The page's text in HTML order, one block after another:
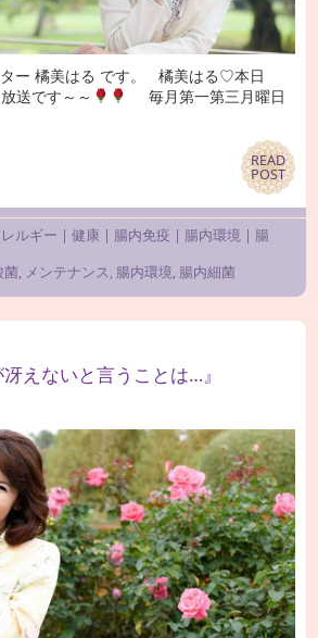
ー 橘美はる です。 橘美はる♡本日
送です～～
毎月第一第三月曜日
READ
POST
READ
POST
ルギー | 健康 | 腸内免疫 | 腸内環境| 腸
菌, メンテナンス,腸内環境,腸内細菌
冴えないと言うことは…』